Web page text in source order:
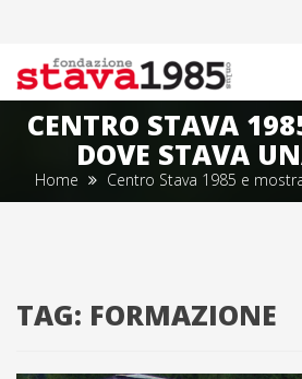
CENTRO STAVA
DOVE STAVA
Home Centro Stava 1985 e
TAG: FORMAZIONE